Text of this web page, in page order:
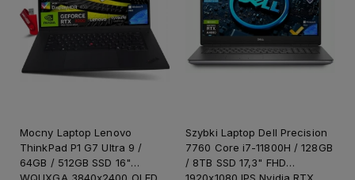
Mocny Laptop Lenovo
ThinkPad P1 G7 Ultra 9 /
64GB / 512GB SSD 16"
Szybki Laptop Dell Precision
7760 Core i7-11800H / 128GB
/ 8TB SSD 17,3" FHD